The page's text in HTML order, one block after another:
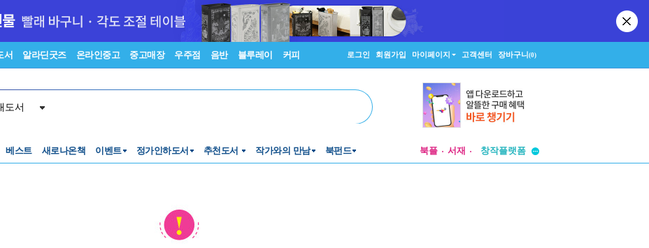
서 알라딘굿즈 온라인중고 중고매장 우주점 음반 블루레이 커피 로그인 회원가입 마이페이지 고객센터 장바구니(0)
도서
베스트 새로나온책 이벤트 정가인하도서 추천도서 작가와의 만남 북펀드 북플 서재
창작플랫폼